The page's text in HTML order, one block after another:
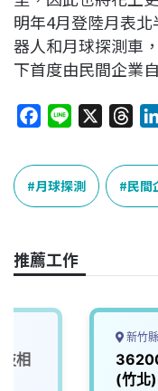
明年4月登陸月表
器人和月球探測車
下首度由民間企業
c
e
b
o
k
n
e
r
e
a
月球探測 民間
推薦工作
相
新竹
(竹北)